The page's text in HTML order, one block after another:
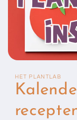
média
dans
fenêtre
modale
HET PLANTLAB